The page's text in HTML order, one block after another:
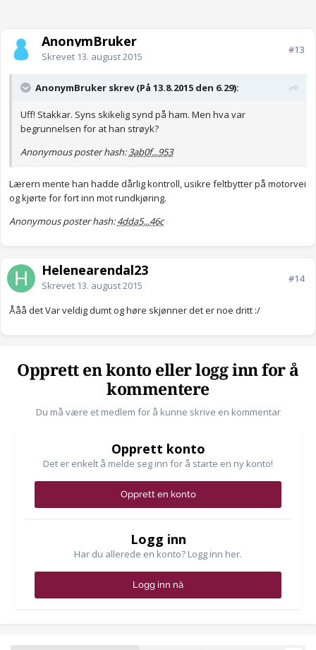
AnonymBruker
Skrevet 13. august 2015
#13
AnonymBruker skrev (På 13.8.2015 den 6.29):
Uff! Stakkar. Syns skikelig synd på ham. Men hva var
begrunnelsen for at han strøyk?
Anonymous poster hash:3ab0f...953
Lærern mente han hadde dårlig kontroll, usikre feltbytter på motorvei
og kjørte for fort inn mot rundkjøring.
Anonymous poster hash:4dda5...46c
Helenearendal23
Skrevet 13. august 2015
#14
Ååå det Var veldig dumt og høre skjønner det er noe dritt :/
Opprett en konto eller logg inn for å
kommentere
Du må være et medlem for å kunne skrive en kommentar
Opprett konto
Det er enkelt å melde seg inn for å starte en ny konto!
Opprett en konto
Logg inn
Har du allerede en konto? Logg inn her.
Logg inn nå